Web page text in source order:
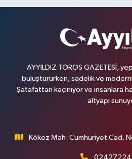
AYYILDIZ TOROS GAZETESİ,
buluştururken, sadelik ve
Şatafattan kaçınıyor ve insanlara
altyapı
Kökez Mah. Cumhuriyet Cad.